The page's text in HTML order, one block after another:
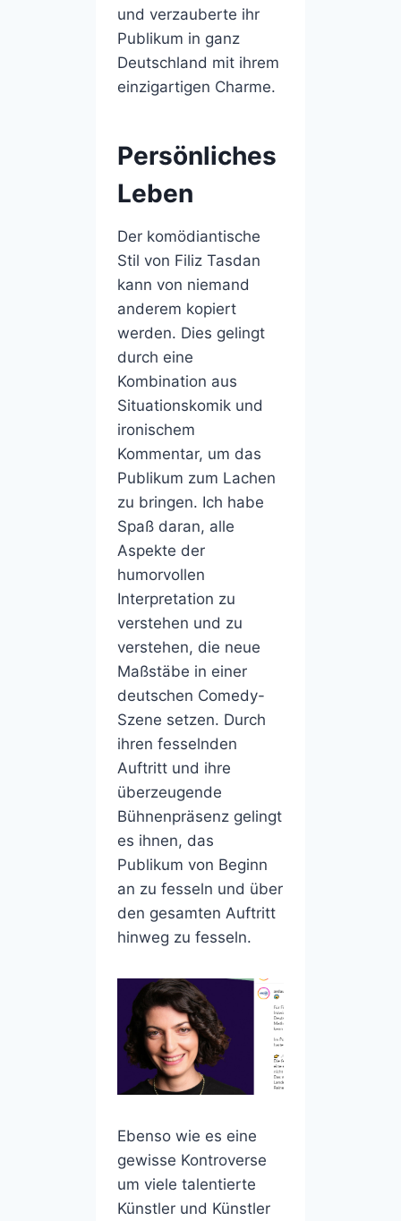
und verzauberte ihr
Publikum in ganz
Deutschland mit ihrem
einzigartigen Charme.
Persönliches
Leben
Der komödiantische
Stil von Filiz Tasdan
kann von niemand
anderem kopiert
werden. Dies gelingt
durch eine
Kombination aus
Situationskomik und
ironischem
Kommentar, um das
Publikum zum Lachen
zu bringen. Ich habe
Spaß daran, alle
Aspekte der
humorvollen
Interpretation zu
verstehen und zu
verstehen, die neue
Maßstäbe in einer
deutschen Comedy-
Szene setzen. Durch
ihren fesselnden
Auftritt und ihre
überzeugende
Bühnenpräsenz gelingt
es ihnen, das
Publikum von Beginn
an zu fesseln und über
den gesamten Auftritt
hinweg zu fesseln.
Ebenso wie es eine
gewisse Kontroverse
um viele talentierte
Künstler und Künstler